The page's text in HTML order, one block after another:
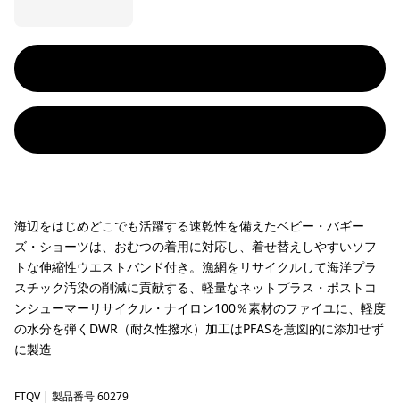
海辺をはじめどこでも活躍する速乾性を備えたベビー・バギー
ズ・ショーツは、おむつの着用に対応し、着せ替えしやすいソフ
トな伸縮性ウエストバンド付き。漁網をリサイクルして海洋プラ
スチック汚染の削減に貢献する、軽量なネットプラス・ポストコ
ンシューマーリサイクル・ナイロン100％素材のファイユに、軽度
の水分を弾くDWR（耐久性撥水）加工はPFASを意図的に添加せず
に製造
Fruity Times: Quiet Violet
FTQV | 製品番号 60279